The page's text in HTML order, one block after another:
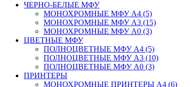
ЧЕРНО-БЕЛЫЕ МФУ
МОНОХРОМНЫЕ МФУ А4 (5)
МОНОХРОМНЫЕ МФУ А3 (15)
МОНОХРОМНЫЕ МФУ А0 (3)
ЦВЕТНЫЕ МФУ
ПОЛНОЦВЕТНЫЕ МФУ А4 (5)
ПОЛНОЦВЕТНЫЕ МФУ А3 (10)
ПОЛНОЦВЕТНЫЕ МФУ А0 (3)
ПРИНТЕРЫ
МОНОХРОМНЫЕ ПРИНТЕРЫ А4 (6)